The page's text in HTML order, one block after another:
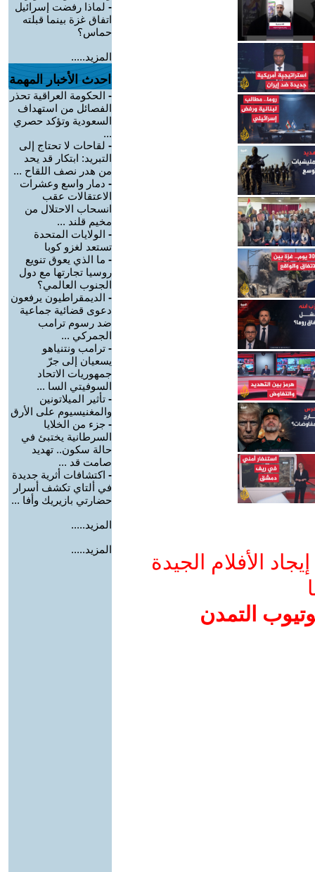
الأفلام الجيدة
التمدن
- لماذا رفضت إسرائيل
اتفاق غزة بينما قبلته
حماس؟
المزيد.....
احدث الأخبار المهمة
- الحكومة العراقية تحذر
الفصائل من استهداف
السعودية وتؤكد حصري
...
- لقاحات لا تحتاج إلى
التبريد: ابتكار قد يحد
من هدر نصف اللقاح ...
- دمار واسع وعشرات
الاعتقالات عقب
انسحاب الاحتلال من
مخيم قلند ...
- الولايات المتحدة
تستعد لغزو كوبا
- ما الذي يعوق تنويع
روسيا تجارتها مع دول
الجنوب العالمي؟
- الديمقراطيون يرفعون
دعوى قضائية جماعية
ضد رسوم ترامب
الجمركي ...
- ترامب ونتنياهو
يسعيان إلى جرّ
جمهوريات الاتحاد
السوفيتي السا ...
- تأثير الميلاتونين
والمغنيسيوم على الأرق
- جزء من الخلايا
السرطانية يختبئ في
حالة سكون.. تهديد
صامت قد ...
- اكتشافات أثرية جديدة
في ألتاي تكشف أسرار
حضارتي بازيريك وأفا ...
المزيد.....
المزيد.....